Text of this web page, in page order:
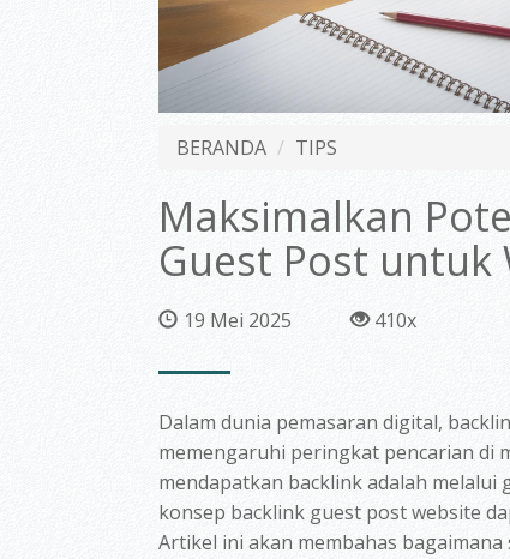
BERANDA TIPS
Maksimalkan
Guest Post untuk
19 Mei 2025 410x
Dalam dunia pemasaran digital,
memengaruhi peringkat pencarian di
mendapatkan backlink adalah melalui
konsep backlink guest post website
Artikel ini akan membahas